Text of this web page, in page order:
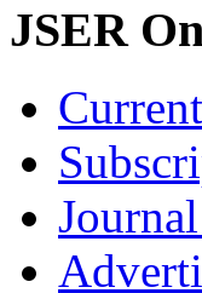
JSER